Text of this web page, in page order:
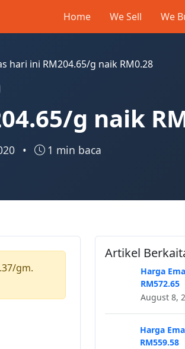
Home We Sell We
hari ini RM204.65/g naik RM0.28
g naik
• 1 min baca
gm.
Artikel
Harga
RM572.65
August 8,
Harga
RM559.58